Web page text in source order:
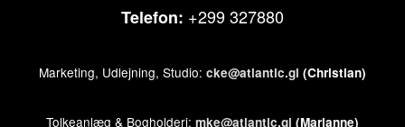
Telefon: +299 327880
Marketing, Udlejning, Studio: cke@atlantic.gl (Christian)
Tolkeanlæg & Bogholderi: mke@atlantic.gl (Marianne)